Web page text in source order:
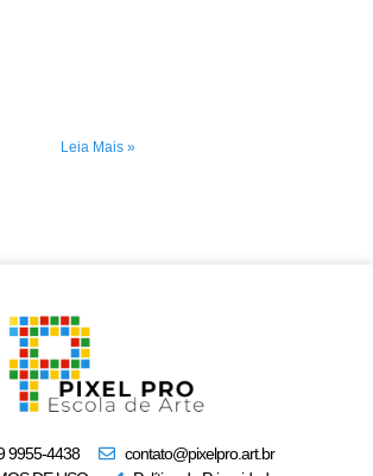
Leia Mais »
9955-4438
contato@pixelpro.art.br